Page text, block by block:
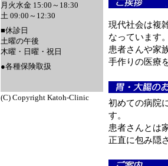
現代社会は複
なっています
患者さんや家
手作りの医療
初めての病院
す。
患者さんとは
正直に包み隠
月火水金 15:00～18:30
土 09:00～12:30
■休診日
土曜の午後
木曜・日曜・祝日
●各種保険取扱
(C) Copyright Katoh-Clinic